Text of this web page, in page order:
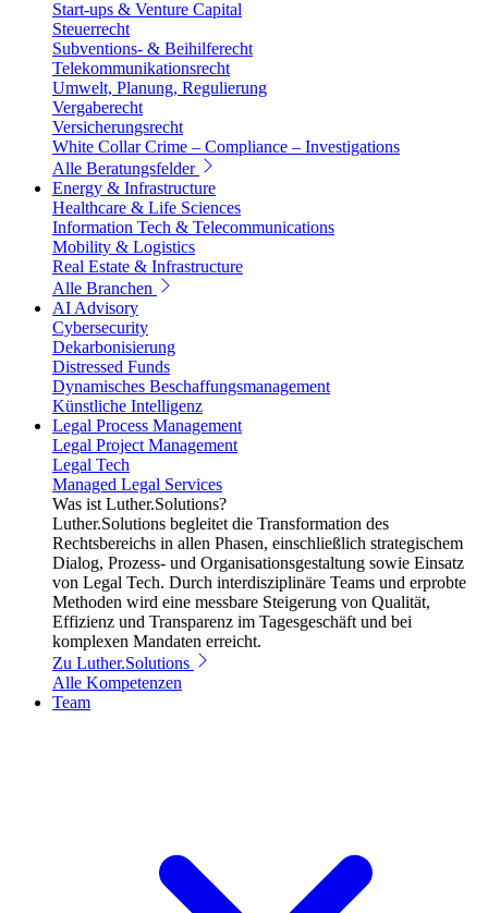
Start-ups & Venture Capital
Steuerrecht
Subventions- & Beihilferecht
Telekommunikationsrecht
Umwelt, Planung, Regulierung
Vergaberecht
Versicherungsrecht
White Collar Crime – Compliance – Investigations
Alle Beratungsfelder
Energy & Infrastructure
Healthcare & Life Sciences
Information Tech & Telecommunications
Mobility & Logistics
Real Estate & Infrastructure
Alle Branchen
AI Advisory
Cybersecurity
Dekarbonisierung
Distressed Funds
Dynamisches Beschaffungsmanagement
Künstliche Intelligenz
Legal Process Management
Legal Project Management
Legal Tech
Managed Legal Services
Was ist Luther.Solutions?
Luther.Solutions begleitet die Transformation des
Rechtsbereichs in allen Phasen, einschließlich strategischem
Dialog, Prozess- und Organisationsgestaltung sowie Einsatz
von Legal Tech. Durch interdisziplinäre Teams und erprobte
Methoden wird eine messbare Steigerung von Qualität,
Effizienz und Transparenz im Tagesgeschäft und bei
komplexen Mandaten erreicht.
Zu Luther.Solutions
Alle Kompetenzen
Team